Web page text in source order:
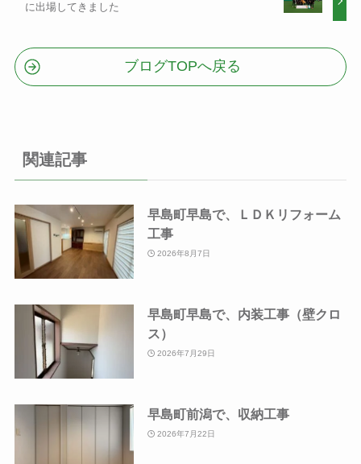
に出場してきました
ブログTOPへ戻る
関連記事
早島町早島で、ＬＤＫリフォーム
工事
2026年8月7日
早島町早島で、内装工事（壁クロ
ス）
2026年7月29日
早島町前潟で、収納工事
2026年7月22日